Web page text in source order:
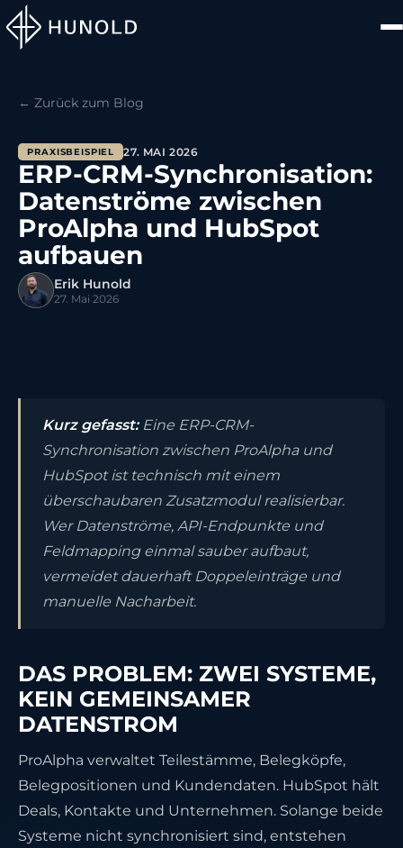
← Zurück zum Blog
PRAXISBEISPIEL 27. MAI 2026
ERP-CRM-Synchronisation:
Datenströme zwischen
ProAlpha und HubSpot
aufbauen
Erik Hunold
27. Mai 2026
Kurz gefasst:Eine ERP-CRM-
Synchronisation zwischen ProAlpha und
HubSpot ist technisch mit einem
überschaubaren Zusatzmodul realisierbar.
Wer Datenströme, API-Endpunkte und
Feldmapping einmal sauber aufbaut,
vermeidet dauerhaft Doppeleinträge und
manuelle Nacharbeit.
DAS PROBLEM: ZWEI SYSTEME,
KEIN GEMEINSAMER
DATENSTROM
ProAlpha verwaltet Teilestämme, Belegköpfe,
Belegpositionen und Kundendaten. HubSpot hält
Deals, Kontakte und Unternehmen. Solange beide
Systeme nicht synchronisiert sind, entstehen